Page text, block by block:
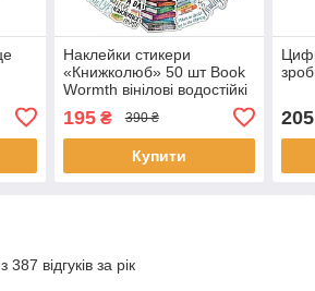
Наклейки стикери
«Книжколюб» 50 шт Book
Wormth вінілові водостійкі
для ноутбука, телефона,
щоденника
195₴ 390 ₴
Купити
205
відгуків за рік